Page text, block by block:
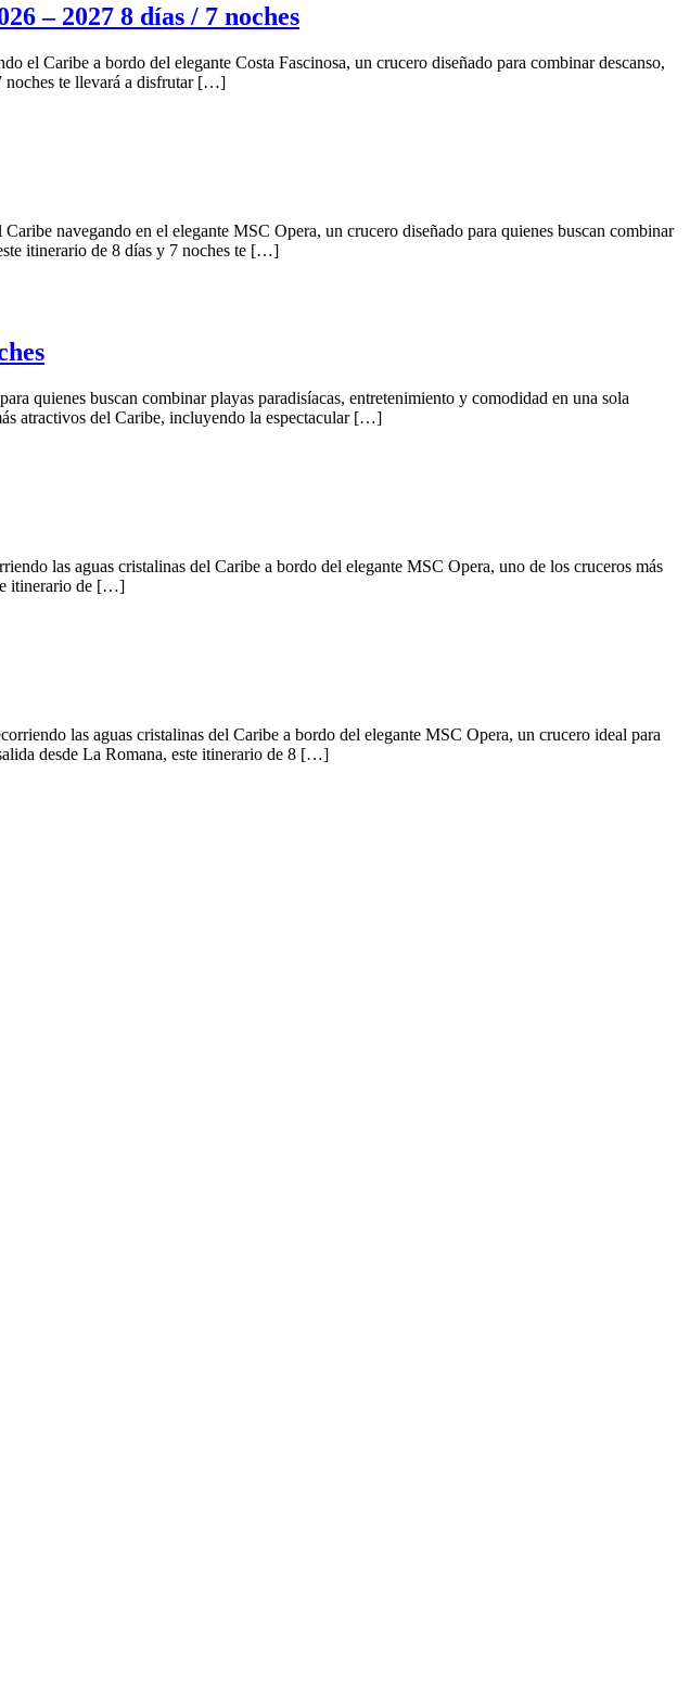
– 2027 8 días / 7 noches
el Caribe a bordo del elegante Costa Fascinosa, un crucero diseñado para combinar descanso,
noches te llevará a disfrutar […]
navegando en el elegante MSC Opera, un crucero diseñado para quienes buscan combinar
itinerario de 8 días y 7 noches te […]
quienes buscan combinar playas paradisíacas, entretenimiento y comodidad en una sola
atractivos del Caribe, incluyendo la espectacular […]
las aguas cristalinas del Caribe a bordo del elegante MSC Opera, uno de los cruceros más
itinerario de […]
las aguas cristalinas del Caribe a bordo del elegante MSC Opera, un crucero ideal para
desde La Romana, este itinerario de 8 […]